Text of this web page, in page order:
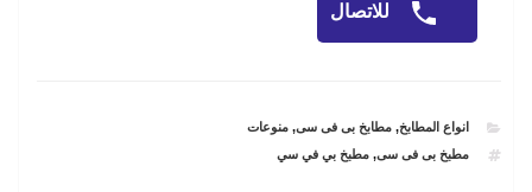
للاتصال
CATEGORIES
انواع المطابخ,مطابخ بى فى سى,منوعات
TAGS
مطبخ بى فى سى,مطبخ بي في سي